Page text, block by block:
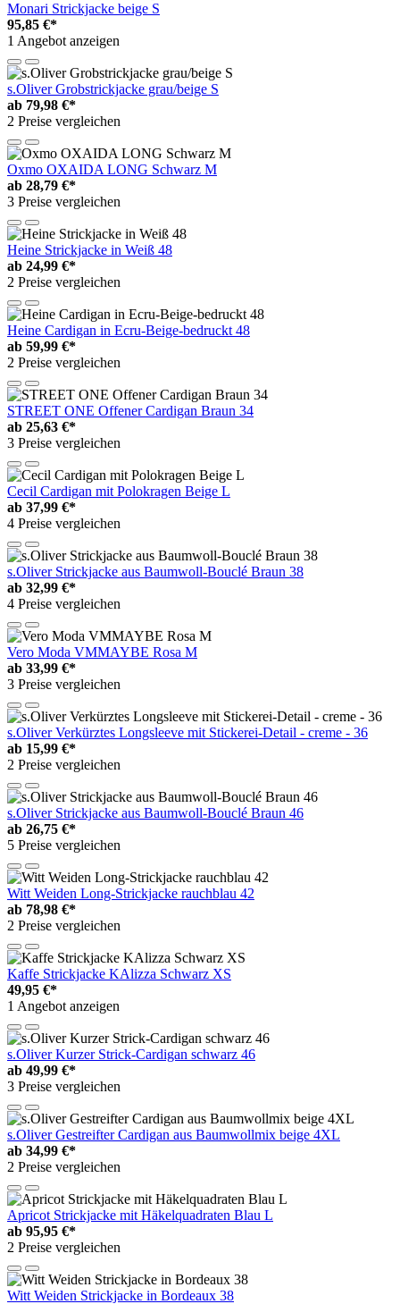
Monari Strickjacke beige S
95,85 €*
1 Angebot anzeigen
s.Oliver Grobstrickjacke grau/beige S
ab 79,98 €*
2 Preise vergleichen
Oxmo OXAIDA LONG Schwarz M
ab 28,79 €*
3 Preise vergleichen
Heine Strickjacke in Weiß 48
ab 24,99 €*
2 Preise vergleichen
Heine Cardigan in Ecru-Beige-bedruckt 48
ab 59,99 €*
2 Preise vergleichen
STREET ONE Offener Cardigan Braun 34
ab 25,63 €*
3 Preise vergleichen
Cecil Cardigan mit Polokragen Beige L
ab 37,99 €*
4 Preise vergleichen
s.Oliver Strickjacke aus Baumwoll-Bouclé Braun 38
ab 32,99 €*
4 Preise vergleichen
Vero Moda VMMAYBE Rosa M
ab 33,99 €*
3 Preise vergleichen
s.Oliver Verkürztes Longsleeve mit Stickerei-Detail - creme - 36
ab 15,99 €*
2 Preise vergleichen
s.Oliver Strickjacke aus Baumwoll-Bouclé Braun 46
ab 26,75 €*
5 Preise vergleichen
Witt Weiden Long-Strickjacke rauchblau 42
ab 78,98 €*
2 Preise vergleichen
Kaffe Strickjacke KAlizza Schwarz XS
49,95 €*
1 Angebot anzeigen
s.Oliver Kurzer Strick-Cardigan schwarz 46
ab 49,99 €*
3 Preise vergleichen
s.Oliver Gestreifter Cardigan aus Baumwollmix beige 4XL
ab 34,99 €*
2 Preise vergleichen
Apricot Strickjacke mit Häkelquadraten Blau L
ab 95,95 €*
2 Preise vergleichen
Witt Weiden Strickjacke in Bordeaux 38